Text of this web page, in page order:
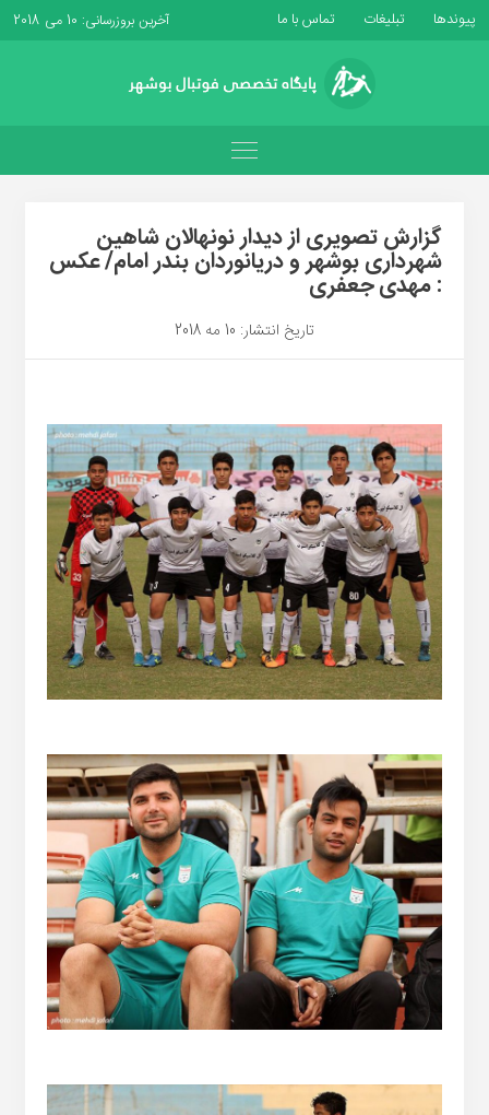
پیوندها تبلیغات تماس با ما آخرین بروزرسانی: 10 می 2018
گزارش تصویری از دیدار نونهالان شاهین
شهرداری بوشهر و دریانوردان بندر امام/ عکس
: مهدی جعفری
تاریخ انتشار: 10 مه 2018